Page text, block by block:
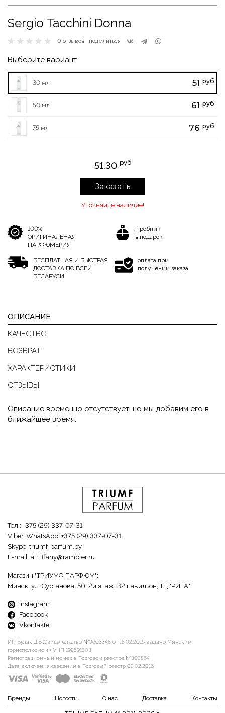
Sergio Tacchini Donna
0 отзывов поделиться
Выберите вариант
30 мл 51 руб
50 мл 61 руб
75 мл 76 руб
51.30 руб
Заказать
Уточняйте наличие!
100%
ОРИГИНАЛЬНАЯ
ПАРФЮМЕРИЯ
Пробник
в подарок!
БЕСПЛАТНАЯ И БЫСТРАЯ
ДОСТАВКА ПО ВСЕЙ
БЕЛАРУСИ
оплата при
получении заказа
ОПИСАНИЕ
КАЧЕСТВО
ВОЗВРАТ
ХАРАКТЕРИСТИКИ
ОТЗЫВЫ
Описание временно отсутствует, но мы добавим его в
ближайшее время.
Тел.: +375 (29) 337-07-31
Viber, WhatsApp: +375 (29) 337-07-31
Skype: triumf-parfum.by
E-mail: alltiffany@rambler.ru
Магазин "ТРИУМФ ПАРФЮМ":
Минск, ул. Сурганова, 50, 2й этаж, 32 павильон, ТЦ "РИГА"
Instagram
Facebook
Vkontakte
ИП Булак Д.В.(Свидетельство №0603348 от 18.02.2016 выдано Минским
горисполкомом ). УНП 192591303
Регистрационный номер в Торговом реестре №303864
Дата включения сведений в Торговый реестр 03.02.2016
Бренды Новости О нас Доставка Контакты